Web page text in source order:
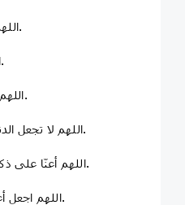
🟡 اللهم ارزقنا حسن التوكل عليك.
🟡 اللهم ارزقنا حسن الظن بك.
🟡 اللهم ارزقنا الرضا بما قسمت لنا.
🟡 اللهم لا تجعل الدنيا أكبر همّنا ولا مبلغ علمنا.
🟡 اللهم أعنّا على ذكرك وشكرك وحسن عبادتك.
🟡 اللهم اجعل أعمالنا خالصةً لوجهك الكريم.